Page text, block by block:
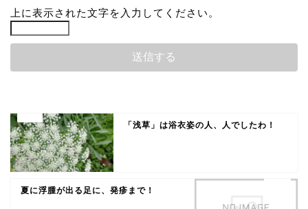
上に表示された文字を入力してください。
「浅草」は浴衣姿の人、人でしたわ！
夏に浮腫が出る足に、発疹まで！